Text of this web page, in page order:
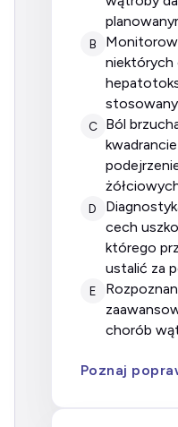
B
monitorowanie efektów leczenia
niektórych
C
ból brzucha w prawym górnym
D
diagnostyka biochemicznych
cech
którego
ustalić za
E
rozpoznanie, ocena aktywności i
chorób
Poznaj